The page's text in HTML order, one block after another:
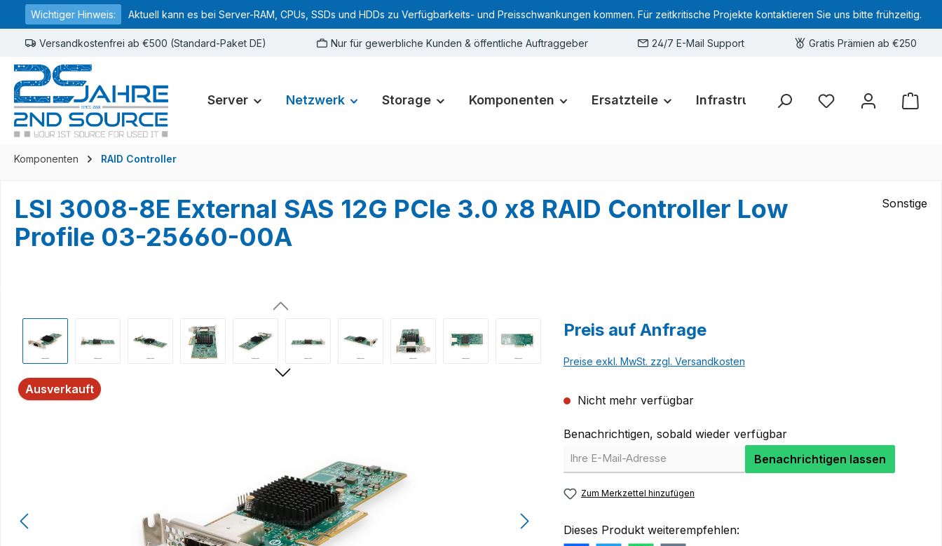
Zur Hauptnavigation springen
Wichtiger Hinweis: Aktuell kann es bei Server-RAM, CPUs, SSDs und HDDs zu Verfügbarkeits- und Preisschwankungen kommen. Für zeitkritische Projekte kontaktieren Sie uns bitte frühzeitig.
Versandkostenfrei ab €500 (Standard-Paket DE) Nur für gewerbliche Kunden & öffentliche Auftraggeber 24/7 E-Mail Support Gratis Prämien ab €250
Server Netzwerk Storage Komponenten Ersatzteile Infrastruktur Hardware-Deals
Sie haben 0 Produkte
Komponenten RAID Controller
LSI 3008-8E External SAS 12G PCIe 3.0 x8 RAID Controller Low
Profile 03-25660-00A
Sonstige
Ausverkauft
Preis auf Anfrage
Preise exkl. MwSt. zzgl. Versandkosten
Nicht mehr verfügbar
Benachrichtigen, sobald wieder verfügbar
Benachrichtigen lassen
Zum Merkzettel hinzufügen
Dieses Produkt weiterempfehlen: